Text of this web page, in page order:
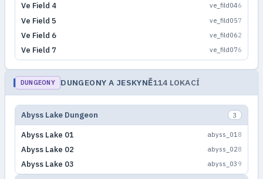
Ve Field 4 ve_fild046
Ve Field 5 ve_fild057
Ve Field 6 ve_fild062
Ve Field 7 ve_fild076
DUNGEONY DUNGEONY A JESKYNĚ114 LOKACÍ
Abyss Lake Dungeon 3
Abyss Lake 01 abyss_01 8
Abyss Lake 02 abyss_028
Abyss Lake 03 abyss_03 9